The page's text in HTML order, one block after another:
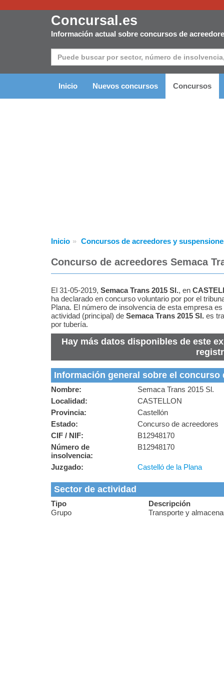
Concursal.es
Información actual sobre concursos de
Inicio Nuevos concursos Concursos
Inicio Concursos de acreedores y
Concurso de acreedores Semaca
El 31-05-2019, Semaca Trans 2015 Sl., en
ha declarado en concurso voluntario por por el
Plana. El número de insolvencia de esta empresa
actividad (principal) de Semaca Trans 2015 Sl. es
por tubería.
Hay más datos disponibles de este
Información general sobre el concurso
Nombre:
Semaca Trans 2015 Sl.
Localidad:
CASTELLON
Provincia:
Castellón
Estado:
Concurso de acreedores
CIF / NIF:
B12948170
Número de
insolvencia:
B12948170
Juzgado: Castelló de la Plana
Sector de actividad
Tipo
Descripción
Grupo
Transporte y